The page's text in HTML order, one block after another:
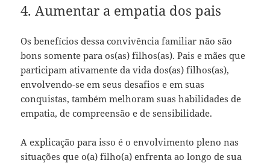
4. Aumentar a empatia dos pais
Os benefícios dessa convivência familiar não são
bons somente para os(as) filhos(as). Pais e mães que
participam ativamente da vida dos(as) filhos(as),
envolvendo-se em seus desafios e em suas
conquistas, também melhoram suas habilidades de
empatia, de compreensão e de sensibilidade.
A explicação para isso é o envolvimento pleno nas
situações que o(a) filho(a) enfrenta ao longo de sua